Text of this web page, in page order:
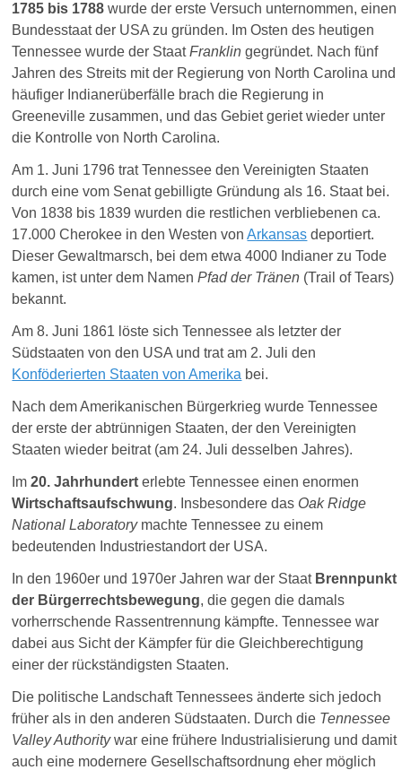
1785 bis 1788 wurde der erste Versuch unternommen, einen
Bundesstaat der USA zu gründen. Im Osten des heutigen
Tennessee wurde der StaatFranklin gegründet. Nach fünf
Jahren des Streits mit der Regierung von North Carolina und
häufiger Indianerüberfälle brach die Regierung in
Greeneville zusammen, und das Gebiet geriet wieder unter
die Kontrolle von North Carolina.
Am 1. Juni 1796 trat Tennessee den Vereinigten Staaten
durch eine vom Senat gebilligte Gründung als 16. Staat bei.
Von 1838 bis 1839 wurden die restlichen verbliebenen ca.
17.000 Cherokee in den Westen vonArkansas deportiert.
Dieser Gewaltmarsch, bei dem etwa 4000 Indianer zu Tode
kamen, ist unter dem NamenPfad der Tränen (Trail of Tears)
bekannt.
Am 8. Juni 1861 löste sich Tennessee als letzter der
Südstaaten von den USA und trat am 2. Juli den
Konföderierten Staaten von Amerika bei.
Nach dem Amerikanischen Bürgerkrieg wurde Tennessee
der erste der abtrünnigen Staaten, der den Vereinigten
Staaten wieder beitrat (am 24. Juli desselben Jahres).
Im20. Jahrhundert erlebte Tennessee einen enormen
Wirtschaftsaufschwung. Insbesondere das Oak Ridge
National Laboratorymachte Tennessee zu einem
bedeutenden Industriestandort der USA.
In den 1960er und 1970er Jahren war der Staat Brennpunkt
der Bürgerrechtsbewegung, die gegen die damals
vorherrschende Rassentrennung kämpfte. Tennessee war
dabei aus Sicht der Kämpfer für die Gleichberechtigung
einer der rückständigsten Staaten.
Die politische Landschaft Tennessees änderte sich jedoch
früher als in den anderen Südstaaten. Durch die Tennessee
Valley Authoritywar eine frühere Industrialisierung und damit
auch eine modernere Gesellschaftsordnung eher möglich